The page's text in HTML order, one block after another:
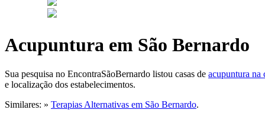
Acupuntura em São Bernardo
Sua pesquisa no EncontraSãoBernardo listou casas de acupuntura na
e localização dos estabelecimentos.
Similares: » Terapias Alternativas em São Bernardo.